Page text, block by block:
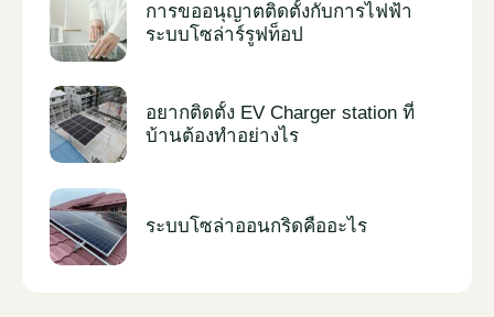
การขออนุญาตติดตั้งกับการไฟฟ้า
ระบบโซล่าร์รูฟท็อป
อยากติดตั้ง EV Charger station ที่
บ้านต้องทำอย่างไร
ระบบโซล่าออนกริดคืออะไร